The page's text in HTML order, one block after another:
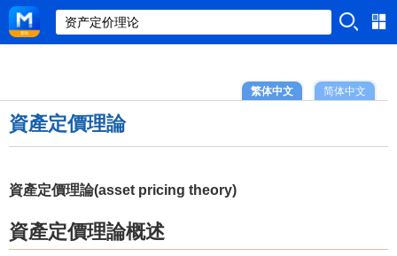
简体中文
繁体中文
資產定價理論
資產定價理論(asset pricing theory)
資產定價理論概述